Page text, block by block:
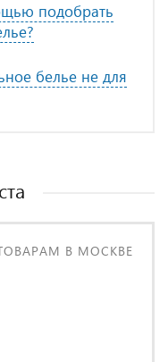
подобрать
белье не для
В МОСКВЕ